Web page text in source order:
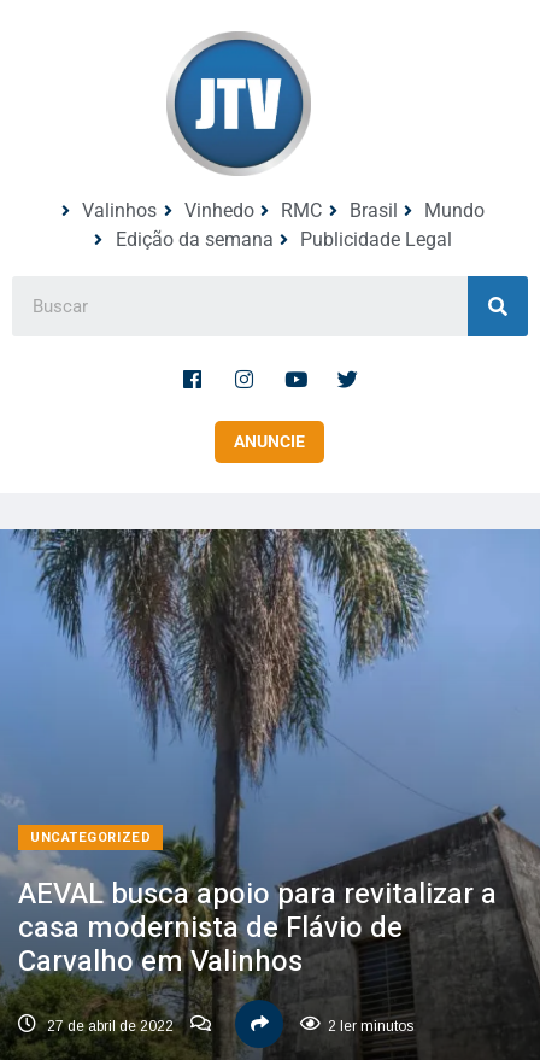
Valinhos Vinhedo RMC Brasil
Mundo
Edição da semana
Publicidade Legal
ANUNCIE
UNCATEGORIZED
AEVAL busca apoio para revitalizar a
casa modernista de Flávio de
Carvalho em Valinhos
27 de abril de 2022 2 ler minutos